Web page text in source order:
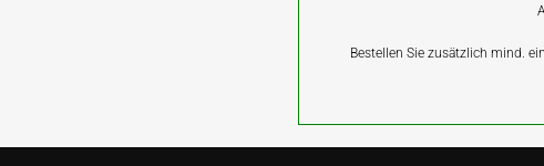
Bestellen Sie zusätzlich mind.